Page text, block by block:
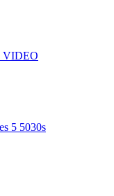
VIDEO
5 5030s